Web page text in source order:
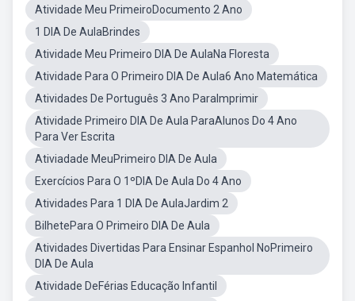
Atividade Meu PrimeiroDocumento 2 Ano
1 DIA De AulaBrindes
Atividade Meu Primeiro DIA De AulaNa Floresta
Atividade Para O Primeiro DIA De Aula6 Ano Matemática
Atividades De Português 3 Ano ParaImprimir
Atividade Primeiro DIA De Aula ParaAlunos Do 4 Ano
Para Ver Escrita
Ativiadade MeuPrimeiro DIA De Aula
Exercícios Para O 1ºDIA De Aula Do 4 Ano
Atividades Para 1 DIA De AulaJardim 2
BilhetePara O Primeiro DIA De Aula
Atividades Divertidas Para Ensinar Espanhol NoPrimeiro
DIA De Aula
Atividade DeFérias Educação Infantil